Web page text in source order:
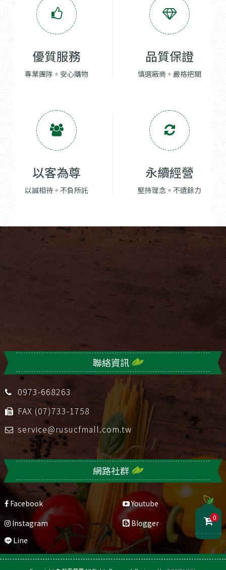
優質服務
專業團隊。安心購物
品質保證
慎選廠商。嚴格把關
以客為尊
以誠相待。不負所託
永續經營
堅持理念。不遺餘力
聯絡資訊
0973-668263
FAX (07)733-1758
service@rusucfmall.com.tw
網路社群
Facebook
Instagram
Line
Youtube
Blogger
0